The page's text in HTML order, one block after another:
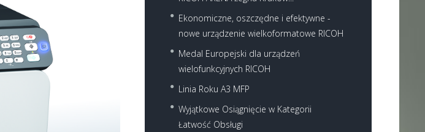
Ekonomiczne, oszczędne i efektywne -
nowe urządzenie wielkoformatowe RICOH
Medal Europejski dla urządzeń
wielofunkcyjnych RICOH
Linia Roku A3 MFP
Wyjątkowe Osiągnięcie w Kategorii
Łatwość Obsługi